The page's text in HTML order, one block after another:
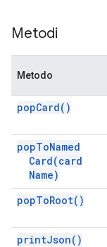
Metodi
Metodo
popCard( )
popToNamed
Card(card
Name)
popToRoot( )
printJson( )